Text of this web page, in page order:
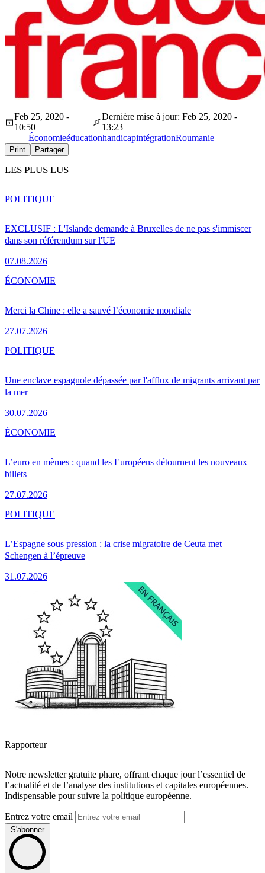
Feb 25, 2020 -
10:50
Dernière mise à jour: Feb 25, 2020 -
13:23
ÉconomieéducationhandicapintégrationRoumanie
Print Partager
LES PLUS LUS
EXCLUSIF : L'Islande demande à Bruxelles de ne pas s'immiscer
dans son référendum sur l'UE
07.08.2026
POLITIQUE
Merci la Chine : elle a sauvé l’économie mondiale
27.07.2026
ÉCONOMIE
Une enclave espagnole dépassée par l'afflux de migrants arrivant par
la mer
30.07.2026
POLITIQUE
L’euro en mèmes : quand les Européens détournent les nouveaux
billets
27.07.2026
ÉCONOMIE
L’Espagne sous pression : la crise migratoire de Ceuta met
Schengen à l’épreuve
31.07.2026
POLITIQUE
Rapporteur
Notre newsletter gratuite phare, offrant chaque jour l’essentiel de
l’actualité et de l’analyse des institutions et capitales européennes.
Indispensable pour suivre la politique européenne.
Entrez votre email
S'abonner